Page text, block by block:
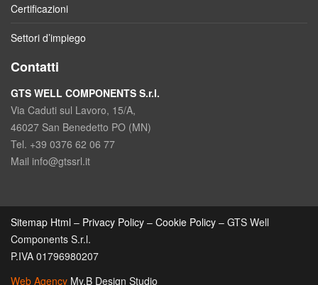
Certificazioni
Settori d’impiego
Contatti
GTS WELL COMPONENTS S.r.l.
Via Caduti sul Lavoro, 15/A,
46027 San Benedetto PO (MN)
Tel. +39 0376 62 06 77
Mail info@gtssrl.it
Sitemap Html – Privacy Policy – Cookie Policy – GTS Well
Components S.r.l.
P.IVA 01796980207
Web Agency My.B Design Studio